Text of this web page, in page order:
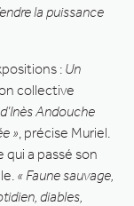
la puissance
: Un
collective
Andouche
» , précise Muriel.
a passé son
« Faune sauvage,
diables,